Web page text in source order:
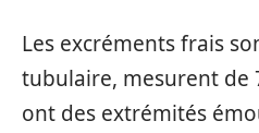
Les excréments frais
tubulaire, mesurent de
ont des extrémités